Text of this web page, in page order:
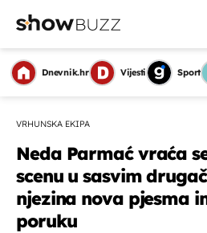
Dnevnik.hr Vijesti Sport
VRHUNSKA EKIPA
Neda Parmać vraća
scenu u sasvim
njezina nova pjesma
poruku